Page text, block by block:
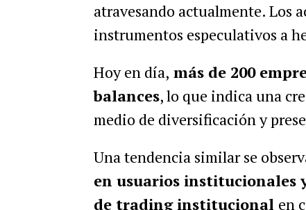
atravesando actualmente. Los
instrumentos especulativos a
Hoy en día, más de 200
balances, lo que indica una
medio de diversificación y
Una tendencia similar se
en usuarios institucionales
de trading institucional en